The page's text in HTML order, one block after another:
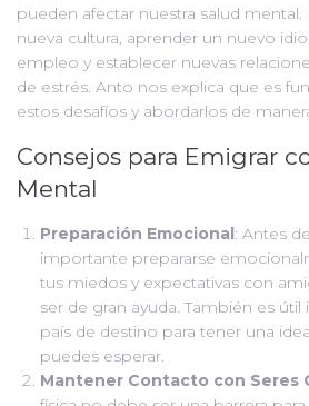
pueden afectar nuestra salud mental.
nueva cultura, aprender un nuevo
empleo y establecer nuevas
de estrés. Anto nos explica que es
estos desafíos y abordarlos de
Consejos para Emigrar
Mental
Preparación Emocional: Antes
importante prepararse
tus miedos y expectativas con
ser de gran ayuda. También es
país de destino para tener una
puedes esperar.
Mantener Contacto con Seres